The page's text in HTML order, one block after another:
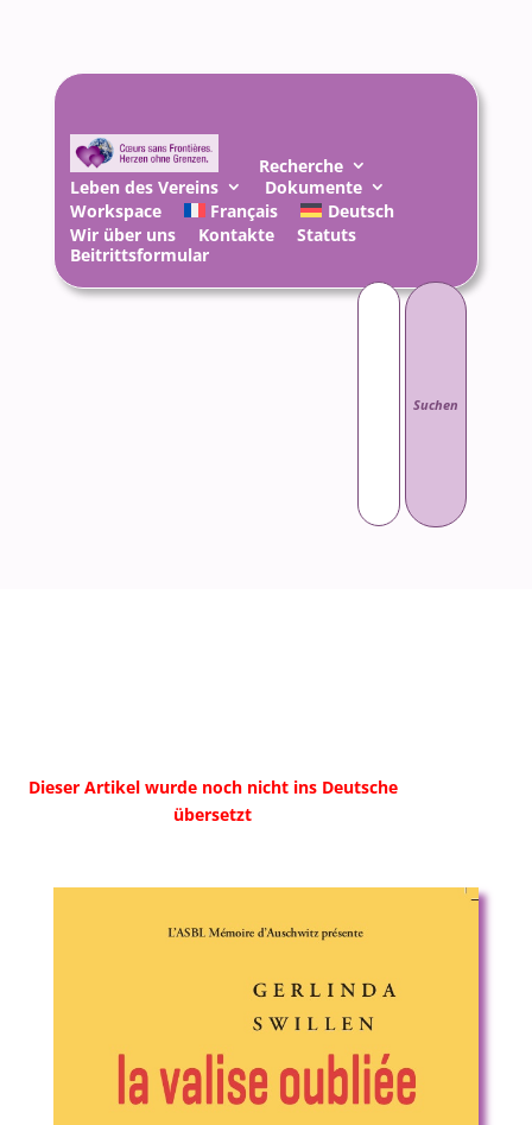
Recherche
Leben des Vereins
Dokumente
Workspace
Français
Deutsch
Wir über uns
Kontakte
Statuts
Beitrittsformular
Suchen
nach:
Dieser Artikel wurde noch nicht ins Deutsche
übersetzt